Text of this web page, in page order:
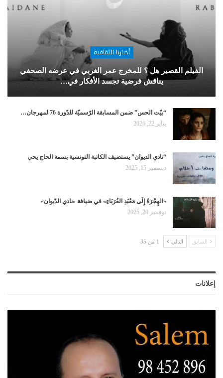
أخبارنا الثقافية
الفيلم القصير هل ؟ للمخرج عمر الغربي في عرضه الصحفي
يناقش فرضية تجسد الأفكار في…
“بيّت الحس” ضمن المسابقة الرّسميّة للدّورة 76 لمهرجان…
يناير 22, 2026
“نادي الديوان” يستضيف الكاتبة التونسية بسمة الحاج يحي
ديسمبر 15, 2025
«الهِجْرَةُ إِلَى مَعْبَدِ الغُرَبَاءِ» في ضيافة «نادي الدّيوان»
نوفمبر 20, 2025
السابق التالي 1 من 35
إعلانات